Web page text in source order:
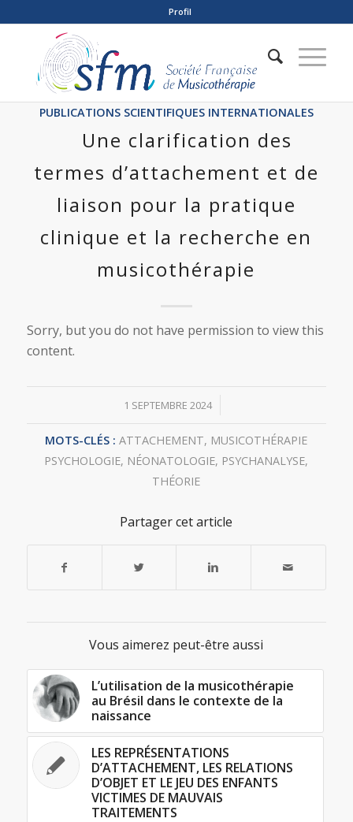
Profil
PUBLICATIONS SCIENTIFIQUES INTERNATIONALES
Une clarification des
termes d’attachement et de
liaison pour la pratique
clinique et la recherche en
musicothérapie
Sorry, but you do not have permission to view this
content.
1 SEPTEMBRE 2024
/
MOTS-CLÉS : ATTACHEMENT, MUSICOTHÉRAPIE
PSYCHOLOGIE, NÉONATOLOGIE, PSYCHANALYSE,
THÉORIE
Partager cet article
Vous aimerez peut-être aussi
L’utilisation de la musicothérapie
au Brésil dans le contexte de la
naissance
LES REPRÉSENTATIONS
D’ATTACHEMENT, LES RELATIONS
D’OBJET ET LE JEU DES ENFANTS
VICTIMES DE MAUVAIS
TRAITEMENTS